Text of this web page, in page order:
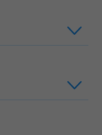
om te
te openen